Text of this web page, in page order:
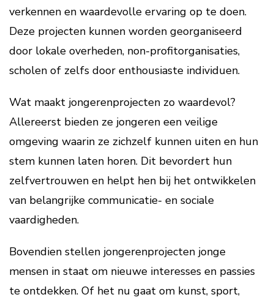
verkennen en waardevolle ervaring op te doen.
Deze projecten kunnen worden georganiseerd
door lokale overheden, non-profitorganisaties,
scholen of zelfs door enthousiaste individuen.
Wat maakt jongerenprojecten zo waardevol?
Allereerst bieden ze jongeren een veilige
omgeving waarin ze zichzelf kunnen uiten en hun
stem kunnen laten horen. Dit bevordert hun
zelfvertrouwen en helpt hen bij het ontwikkelen
van belangrijke communicatie- en sociale
vaardigheden.
Bovendien stellen jongerenprojecten jonge
mensen in staat om nieuwe interesses en passies
te ontdekken. Of het nu gaat om kunst, sport,